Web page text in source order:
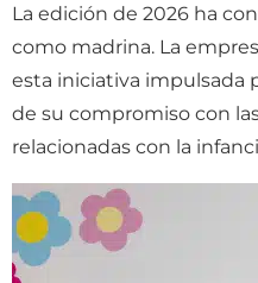
La edición de 2026 ha
como madrina. La
esta iniciativa impulsada
de su compromiso con
relacionadas con la